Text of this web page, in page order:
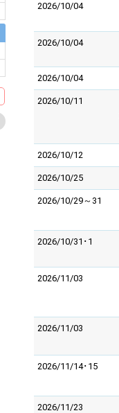
2026/10/04
2026/10/04
2026/10/04
2026/10/11
2026/10/12
2026/10/25
2026/10/29～31
2026/10/31･1
2026/11/03
2026/11/03
2026/11/14･15
2026/11/23